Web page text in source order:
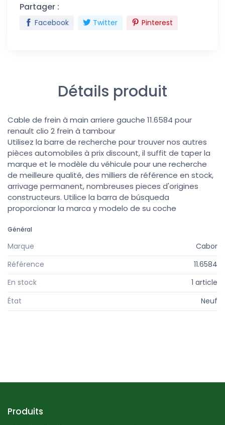
Partager :
Facebook Twitter Pinterest
Détails produit
Cable de frein à main arriere gauche 11.6584 pour
renault clio 2 frein à tambour
Utilisez la barre de recherche pour trouver nos autres
pièces automobiles à prix discount, il suffit de taper la
marque et le modèle du véhicule pour une recherche
de meilleure qualité, des milliers de référence en stock,
arrivage permanent, nombreuses pieces d'origines
constructeurs. Utilice la barra de búsqueda
proporcionar la marca y modelo de su coche
Général
Marque
Cabor
Référence
11.6584
En stock
1 article
État
Neuf
Produits